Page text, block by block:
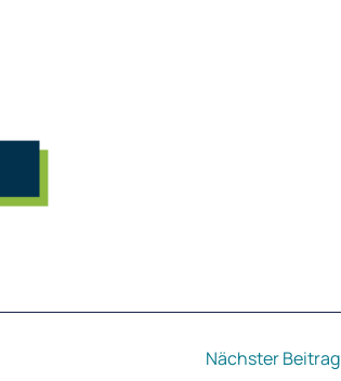
Nächster Beitrag